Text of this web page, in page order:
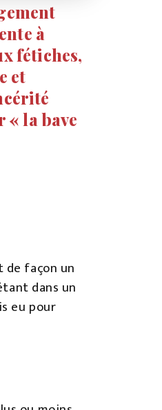
à
fétiches,
et
« la bave
de façon un
dans un
eu pour